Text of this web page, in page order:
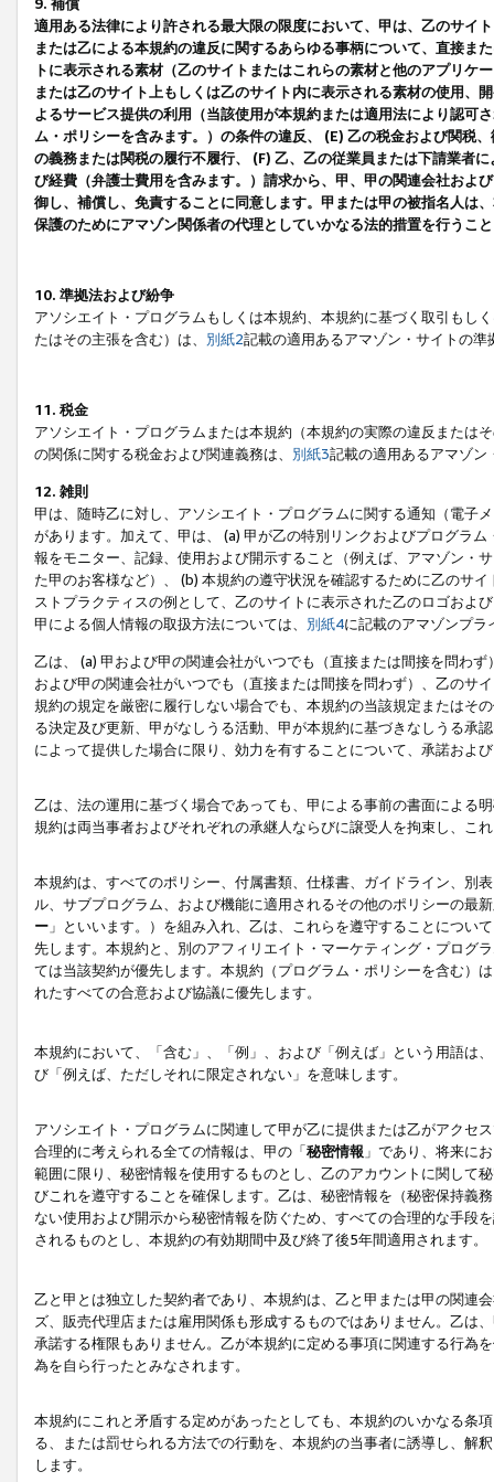
9. 補償
適用ある法律により許される最大限の限度において、甲は、乙のサイ
または乙による本規約の違反に関するあらゆる事柄について、直接ま
トに表示される素材（乙のサイトまたはこれらの素材と他のアプリ
または乙のサイト上もしくは乙のサイト内に表示される素材の使用、
よるサービス提供の利用（当該使用が本規約または適用法により認可
ム・ポリシーを含みます。）の条件の違反、 (E) 乙の税金および関税
の義務または関税の履行不履行、 (F) 乙、乙の従業員または下請業者
び経費（弁護士費用を含みます。）請求から、甲、甲の関連会社およ
御し、補償し、免責することに同意します。甲または甲の被指名人は
保護のためにアマゾン関係者の代理としていかなる法的措置を行うこ
10. 準拠法および紛争
アソシエイト・プログラムもしくは本規約、本規約に基づく取引もし
たはその主張を含む）は、 別紙2記載の適用あるアマゾン・サイトの
11. 税金
アソシエイト・プログラムまたは本規約（本規約の実際の違反または
の関係に関する税金および関連義務は、 別紙3記載の適用あるアマゾン
12. 雑則
甲は、随時乙に対し、アソシエイト・プログラムに関する通知（電子
があります。加えて、甲は、 (a) 甲が乙の特別リンクおよびプログラ
報をモニター、記録、使用および開示すること（例えば、アマゾン・
た甲のお客様など）、 (b) 本規約の遵守状況を確認するために乙のサ
ストプラクティスの例として、乙のサイトに表示された乙のロゴおよ
甲による個人情報の取扱方法については、 別紙4に記載のアマゾンプ
乙は、 (a) 甲および甲の関連会社がいつでも（直接または間接を問わ
および甲の関連会社がいつでも（直接または間接を問わず）、乙のサ
規約の規定を厳密に履行しない場合でも、本規約の当該規定またはそ
る決定及び更新、甲がなしうる活動、甲が本規約に基づきなしうる承
によって提供した場合に限り、効力を有することについて、承諾およ
乙は、法の運用に基づく場合であっても、甲による事前の書面による
規約は両当事者およびそれぞれの承継人ならびに譲受人を拘束し、こ
本規約は、すべてのポリシー、付属書類、仕様書、ガイドライン、別
ル、サブプログラム、および機能に適用されるその他のポリシーの最
ー 」といいます。）を組み入れ、乙は、これらを遵守することにつ
先します。本規約と、別のアフィリエイト・マーケティング・プログ
ては当該契約が優先します。本規約（プログラム・ポリシーを含む）
れたすべての合意および協議に優先します。
本規約において、「含む」、「例」、および「例えば」という用語は
び「例えば、ただしそれに限定されない」を意味します。
アソシエイト・プログラムに関連して甲が乙に提供または乙がアクセ
合理的に考えられる全ての情報は、甲の「秘密情報 」であり、将来に
範囲に限り、秘密情報を使用するものとし、乙のアカウントに関して
びこれを遵守することを確保します。乙は、秘密情報を（秘密保持義
ない使用および開示から秘密情報を防ぐため、すべての合理的な手段
されるものとし、本規約の有効期間中及び終了後5年間適用されます。
乙と甲とは独立した契約者であり、本規約は、乙と甲または甲の関連
ズ、販売代理店または雇用関係も形成するものではありません。乙は
承諾する権限もありません。乙が本規約に定める事項に関連する行為
為を自ら行ったとみなされます。
本規約にこれと矛盾する定めがあったとしても、本規約のいかなる条
る、または罰せられる方法での行動を、本規約の当事者に誘導し、解
します。